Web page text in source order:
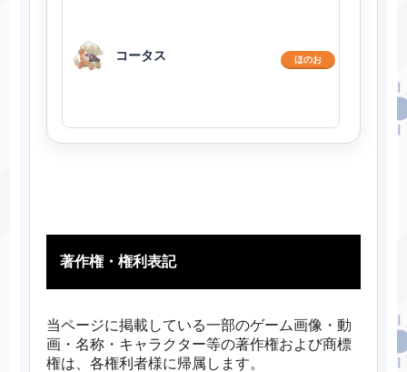
コータス ほのお
著作権・権利表記
当ページに掲載している一部のゲーム画像・動
画・名称・キャラクター等の著作権および商標
権は、各権利者様に帰属します。